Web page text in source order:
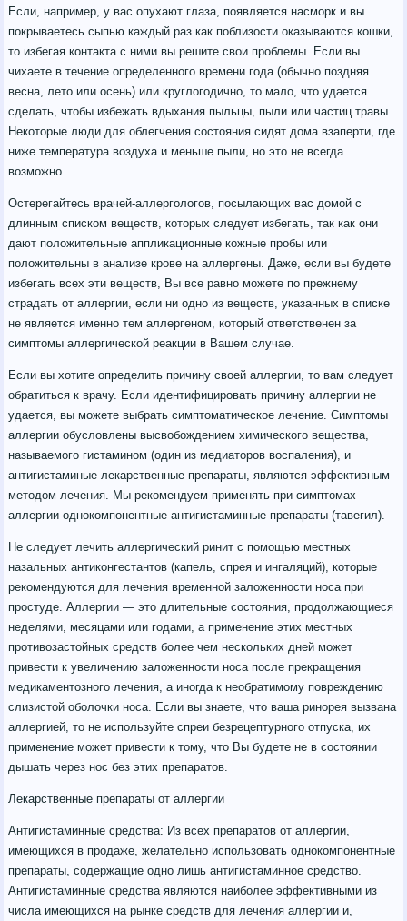
Если, например, у вас опухают глаза, появляется насморк и вы
покрываетесь сыпью каждый раз как поблизости оказываются кошки,
то избегая контакта с ними вы решите свои проблемы. Если вы
чихаете в течение определенного времени года (обычно поздняя
весна, лето или осень) или круглогодично, то мало, что удается
сделать, чтобы избежать вдыхания пыльцы, пыли или частиц травы.
Некоторые люди для облегчения состояния сидят дома взаперти, где
ниже температура воздуха и меньше пыли, но это не всегда
возможно.
Остерегайтесь врачей-аллергологов, посылающих вас домой с
длинным списком веществ, которых следует избегать, так как они
дают положительные аппликационные кожные пробы или
положительны в анализе крове на аллергены. Даже, если вы будете
избегать всех эти веществ, Вы все равно можете по прежнему
страдать от аллергии, если ни одно из веществ, указанных в списке
не является именно тем аллергеном, который ответственен за
симптомы аллергической реакции в Вашем случае.
Если вы хотите определить причину своей аллергии, то вам следует
обратиться к врачу. Если идентифицировать причину аллергии не
удается, вы можете выбрать симптоматическое лечение. Симптомы
аллергии обусловлены высвобождением химического вещества,
называемого гистамином (один из медиаторов воспаления), и
антигистаминые лекарственные препараты, являются эффективным
методом лечения. Мы рекомендуем применять при симптомах
аллергии однокомпонентные антигистаминные препараты (тавегил).
Не следует лечить аллергический ринит с помощью местных
назальных антиконгестантов (капель, спрея и ингаляций), которые
рекомендуются для лечения временной заложенности носа при
простуде. Аллергии — это длительные состояния, продолжающиеся
неделями, месяцами или годами, а применение этих местных
противозастойных средств более чем нескольких дней может
привести к увеличению заложенности носа после прекращения
медикаментозного лечения, а иногда к необратимому повреждению
слизистой оболочки носа. Если вы знаете, что ваша ринорея вызвана
аллергией, то не используйте спреи безрецептурного отпуска, их
применение может привести к тому, что Вы будете не в состоянии
дышать через нос без этих препаратов.
Лекарственные препараты от аллергии
Антигистаминные средства: Из всех препаратов от аллергии,
имеющихся в продаже, желательно использовать однокомпонентные
препараты, содержащие одно лишь антигистаминное средство.
Антигистаминные средства являются наиболее эффективными из
числа имеющихся на рынке средств для лечения аллергии и,